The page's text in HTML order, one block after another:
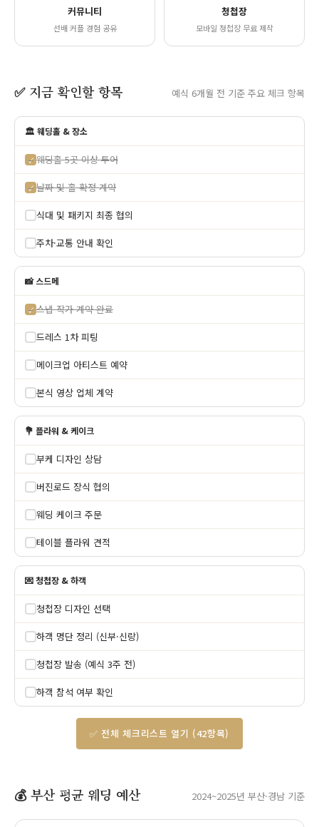
커뮤니티
선배 커플 경험 공유
청첩장
모바일 청첩장 무료 제작
✅ 지금 확인할 항목 예식 6개월 전 기준 주요 체크 항목
🏛️ 웨딩홀 & 장소
✓ 웨딩홀 5곳 이상 투어
✓ 날짜 및 홀 확정 계약
식대 및 패키지 최종 협의
주차·교통 안내 확인
📸 스드메
✓ 스냅 작가 계약 완료
드레스 1차 피팅
메이크업 아티스트 예약
본식 영상 업체 계약
💐 플라워 & 케이크
부케 디자인 상담
버진로드 장식 협의
웨딩 케이크 주문
테이블 플라워 견적
💌 청첩장 & 하객
청첩장 디자인 선택
하객 명단 정리 (신부·신랑)
청첩장 발송 (예식 3주 전)
하객 참석 여부 확인
✅ 전체 체크리스트 열기 (42항목)
💰 부산 평균 웨딩 예산 2024~2025년 부산·경남 기준